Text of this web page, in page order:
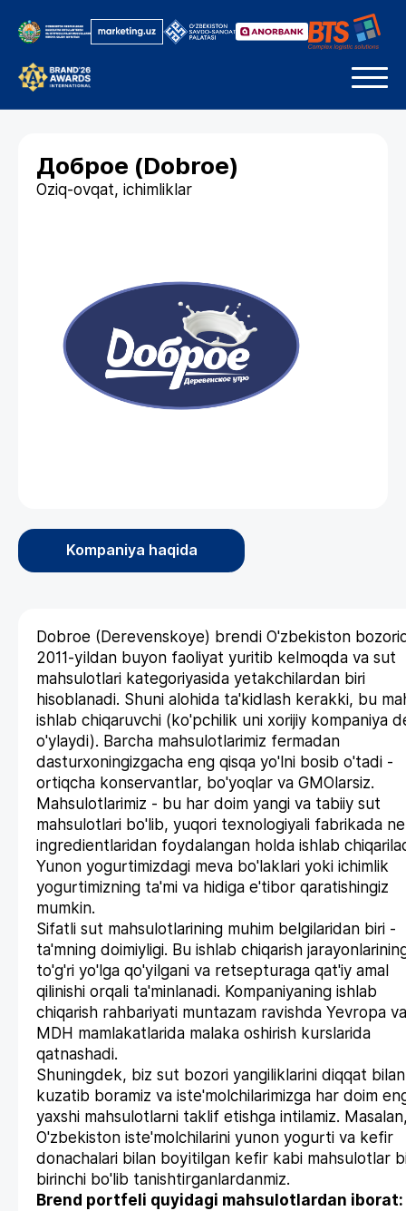
Доброе (Dobroe)
Oziq-ovqat, ichimliklar
Kompaniya haqida
Dobroe (Derevenskoye) brendi O'zbekiston
2011-yildan buyon faoliyat yuritib kelmoqda va sut
mahsulotlari kategoriyasida yetakchilardan biri
hisoblanadi. Shuni alohida ta'kidlash kerakki, bu
ishlab chiqaruvchi (ko'pchilik uni xorijiy kompaniya
o'ylaydi). Barcha mahsulotlarimiz fermadan
dasturxoningizgacha eng qisqa yo'lni bosib o'tadi -
ortiqcha konservantlar, bo'yoqlar va GMOlarsiz.
Mahsulotlarimiz - bu har doim yangi va tabiiy sut
mahsulotlari bo'lib, yuqori texnologiyali fabrikada
ingredientlaridan foydalangan holda ishlab
Yunon yogurtimizdagi meva bo'laklari yoki ichimlik
yogurtimizning ta'mi va hidiga e'tibor qaratishingiz
mumkin.
Sifatli sut mahsulotlarining muhim belgilaridan biri -
ta'mning doimiyligi. Bu ishlab chiqarish
to'g'ri yo'lga qo'yilgani va retsepturaga qat'iy amal
qilinishi orqali ta'minlanadi. Kompaniyaning ishlab
chiqarish rahbariyati muntazam ravishda Yevropa va
MDH mamlakatlarida malaka oshirish kurslarida
qatnashadi.
Shuningdek, biz sut bozori yangiliklarini diqqat bilan
kuzatib boramiz va iste'molchilarimizga har doim
yaxshi mahsulotlarni taklif etishga intilamiz.
O'zbekiston iste'molchilarini yunon yogurti va kefir
donachalari bilan boyitilgan kefir kabi mahsulotlar
birinchi bo'lib tanishtirganlardanmiz.
Brend portfeli quyidagi mahsulotlardan iborat: